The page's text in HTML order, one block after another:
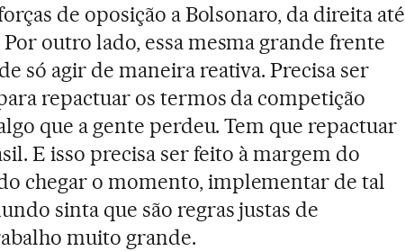
de oposição a Bolsonaro, da direita até
outro lado, essa mesma grande frente
só agir de maneira reativa. Precisa ser
repactuar os termos da competição
que a gente perdeu. Tem que repactuar
E isso precisa ser feito à margem do
chegar o momento, implementar de tal
sinta que são regras justas de
muito grande.